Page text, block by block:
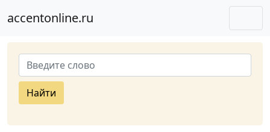
accentonline.ru
Найти